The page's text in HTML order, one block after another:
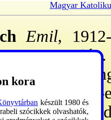
Magyar
Emil,
1941.
Középisk-it
et a bpi
utóbb a
kora
készült 1980 és
szócikkek olvashatók,